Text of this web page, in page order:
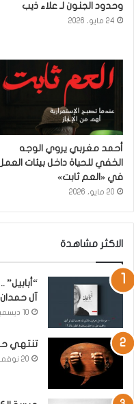
وحدود الجنون لـ علاء ذيب
24 مايو، 2026
أحمد مغربي يروي الوجه
الخفي للحياة داخل بيئات
في «العم ثابت»
20 مايو، 2026
الاكثر مشاهدة
آل حمدان
10 ديسمبر، 2019
تنتهي
20 نوفمبر، 2018